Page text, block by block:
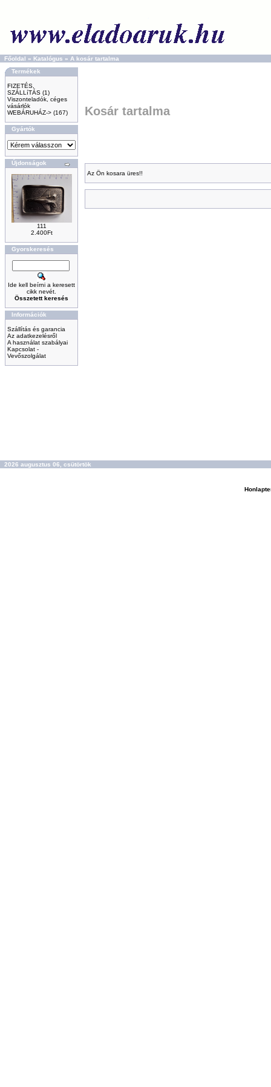
Főoldal » Katalógus » A kosár tartalma
Termékek
FIZETÉS,
SZÁLLíTÁS (1)
Viszonteladók, céges
vásárlók
WEBÁRUHÁZ-> (167)
Gyártók
Újdonságok
111
2.400Ft
Gyorskeresés
Ide kell beírni a keresett
cikk nevét.
Összetett keresés
Információk
Szállítás és garancia
Az adatkezelésről
A használat szabályai
Kapcsolat -
Vevőszolgálat
Kosár tartalma
Az Ön kosara üres!!
2026 augusztus 06, csütörtök